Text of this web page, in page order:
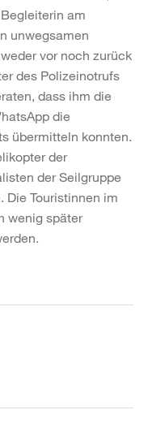
am
unwegsamen
vor noch zurück
des Polizeinotrufs
dass ihm die
die
übermitteln konnten.
der
der Seilgruppe
Die Touristinnen im
wenig später